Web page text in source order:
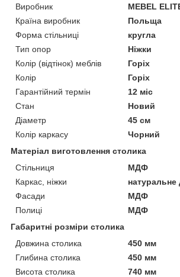
Виробник
MEBEL
Країна виробник
Польща
Форма стільниці
кругла
Тип опор
Ніжки
Колір (відтінок) меблів
Горіх
Колір
Горіх
Гарантійний термін
12 міс
Стан
Новий
Діаметр
45 см
Колір каркасу
Чорний
Матеріал виготовлення столика
Стільниця
МДФ
Каркас, ніжки
натуральне
Фасади
МДФ
Полиці
МДФ
Габаритні розміри столика
Довжина столика
450 мм
Глибина столика
450 мм
Висота столика
740 мм